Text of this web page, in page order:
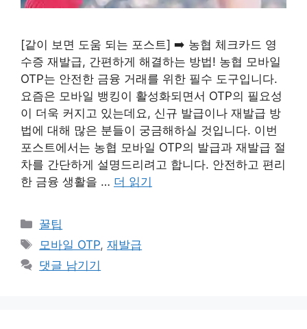
[같이 보면 도움 되는 포스트] ➡️ 농협 체크카드 영
수증 재발급, 간편하게 해결하는 방법! 농협 모바일
OTP는 안전한 금융 거래를 위한 필수 도구입니다.
요즘은 모바일 뱅킹이 활성화되면서 OTP의 필요성
이 더욱 커지고 있는데요, 신규 발급이나 재발급 방
법에 대해 많은 분들이 궁금해하실 것입니다. 이번
포스트에서는 농협 모바일 OTP의 발급과 재발급 절
차를 간단하게 설명드리려고 합니다. 안전하고 편리
한 금융 생활을 … 더 읽기
카
테
리
꿀팁
태
그
모바일 OTP,재발급
댓글 남기기